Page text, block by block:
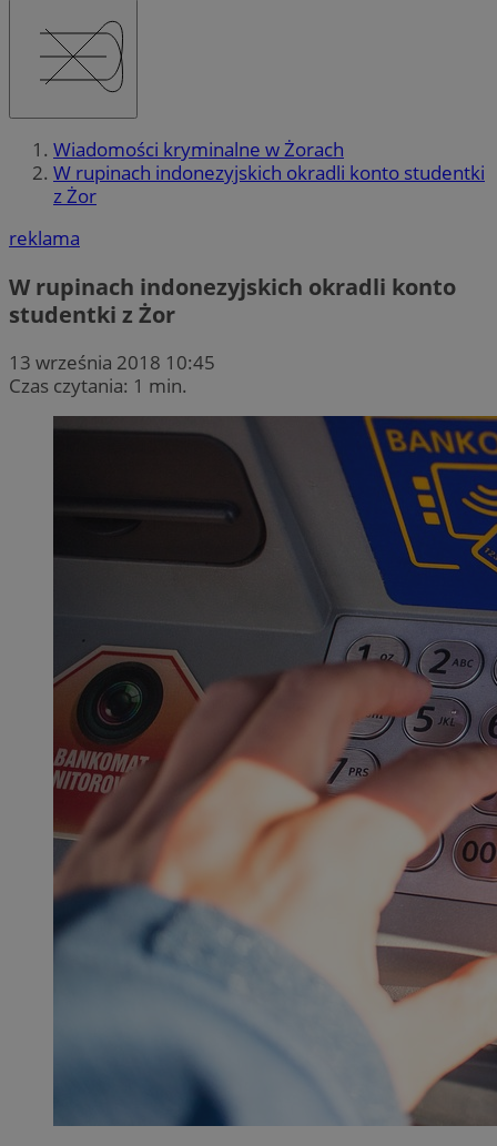
Wiadomości kryminalne w Żorach
W rupinach indonezyjskich okradli konto studentki
z Żor
reklama
W rupinach indonezyjskich okradli konto
studentki z Żor
13 września 2018 10:45
Czas czytania: 1 min.